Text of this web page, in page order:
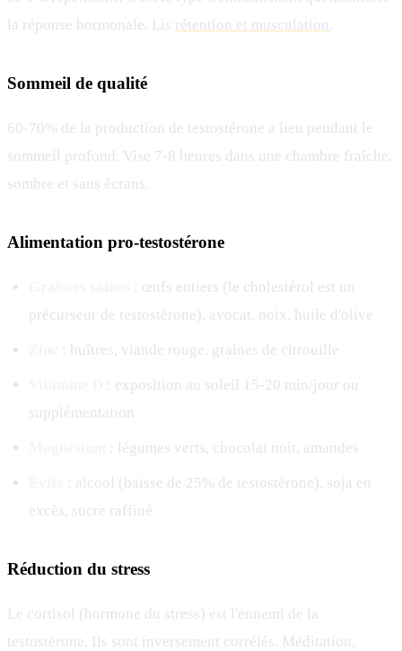
la réponse hormonale. Lis rétention et musculation .
Sommeil de qualité
60-70% de la production de testostérone a lieu pendant le
sommeil profond. Vise 7-8 heures dans une chambre fraîche,
sombre et sans écrans.
Alimentation pro-testostérone
: œufs entiers (le cholestérol est un
précurseur de testostérone), avocat, noix, huile d'olive
: huîtres, viande rouge, graines de citrouille
: exposition au soleil 15-20 min/jour ou
supplémentation
: légumes verts, chocolat noir, amandes
: alcool (baisse de 25% de testostérone), soja en
excès, sucre raffiné
Réduction du stress
Le cortisol (hormone du stress) est l'ennemi de la
testostérone. Ils sont inversement corrélés. Méditation,